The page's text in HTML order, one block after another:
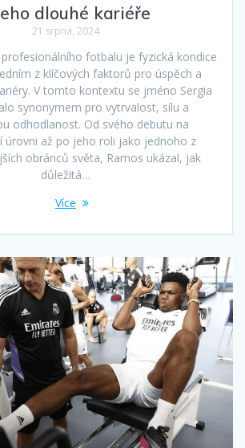
dlouhé kariéře
21 srpna, 2024
profesionálního fotbalu je fyzická kondice
z klíčových faktorů pro úspěch a
V tomto kontextu se jméno Sergia
synonymem pro vytrvalost, sílu a
odhodlanost. Od svého debutu na
úrovni až po jeho roli jako jednoho z
obránců světa, Ramos ukázal, jak
důležitá…
Více